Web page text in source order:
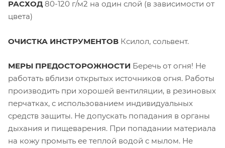
РАСХОД80-120 г/м2 на один слой (в зависимости от
цвета)
ОЧИСТКА ИНСТРУМЕНТОВ Ксилол, сольвент.
МЕРЫ ПРЕДОСТОРОЖНОСТИ Беречь от огня! Не
работать вблизи открытых источников огня. Работы
производить при хорошей вентиляции, в резиновых
перчатках, с использованием индивидуальных
средств защиты. Не допускать попадания в органы
дыхания и пищеварения. При попадании материала
на кожу промыть ее теплой водой с мылом. Не